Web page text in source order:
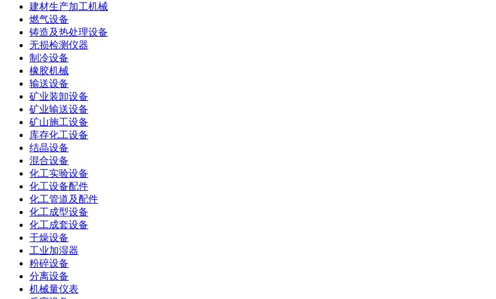
建材生产加工机械
燃气设备
铸造及热处理设备
无损检测仪器
制冷设备
橡胶机械
输送设备
矿业装卸设备
矿业输送设备
矿山施工设备
库存化工设备
结晶设备
混合设备
化工实验设备
化工设备配件
化工管道及配件
化工成型设备
化工成套设备
干燥设备
工业加湿器
粉碎设备
分离设备
机械量仪表